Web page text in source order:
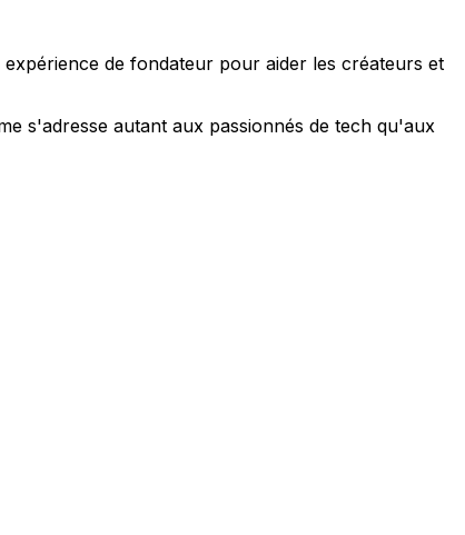
de fondateur pour aider les créateurs et
s'adresse autant aux passionnés de tech qu'aux